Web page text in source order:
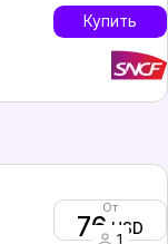
Купить
От
76USD
1